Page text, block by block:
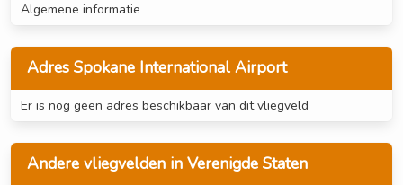
Algemene informatie
Adres Spokane International Airport
Er is nog geen adres beschikbaar van dit vliegveld
Andere vliegvelden in Verenigde Staten